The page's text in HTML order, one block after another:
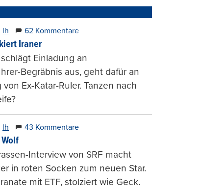
lh 62 Kommentare
Iraner
Einladung an
Begräbnis aus, geht dafür an
Ex-Katar-Ruler. Tanzen nach
lh 43 Kommentare
Interview von SRF macht
in roten Socken zum neuen Star.
mit ETF, stolziert wie Geck.